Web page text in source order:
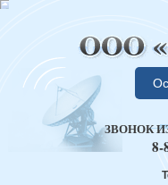
ЗВОНОК
8-